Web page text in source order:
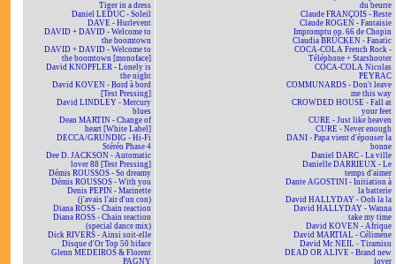
Tiger in a dress
Daniel LEDUC - Soleil
DAVE - Hurlevent
DAVID + DAVID - Welcome to
the boomtown
DAVID + DAVID - Welcome to
the boomtown [monoface]
David KNOPFLER - Lonely is
the night
David KOVEN - Bord à bord
[Test Pressing]
David LINDLEY - Mercury
blues
Dean MARTIN - Change of
heart [White Label]
DECCA/GRUNDIG - Hi-Fi
Stéréo Phase 4
Dee D. JACKSON - Automatic
lover 88 [Test Pressing]
Démis ROUSSOS - So dreamy
Démis ROUSSOS - With you
Denis PEPIN - Marinette
(j'avais l'air d'un con)
Diana ROSS - Chain reaction
Diana ROSS - Chain reaction
(special dance mix)
Dick RIVERS - Ainsi soit-elle
Disque d'Or Top 50 biface
Glenn MEDEIROS & Florent
PAGNY
du beurre
Claude FRANÇOIS - Reste
Claude ROGEN - Fantaisie
Impromptu op. 66 de Chopin
Claudia BRÜCKEN - Fanatic
COCA-COLA French Rock -
Téléphone + Starshooter
COCA-COLA Nicolas
PEYRAC
COMMUNARDS - Don't leave
me this way
CROWDED HOUSE - Fall at
your feet
CURE - Just like heaven
CURE - Never enough
DANI - Papa vient d'épouser la
bonne
Daniel DARC - La ville
Danielle DARRIEUX - Le
temps d'aimer
Dante AGOSTINI - Initiation à
la batterie
David HALLYDAY - Ooh la la
David HALLYDAY - Wanna
take my time
David KOVEN - Afrique
David MARTIAL - Célimène
David Mc NEIL - Tiramisu
DEAD OR ALIVE - Brand new
lover